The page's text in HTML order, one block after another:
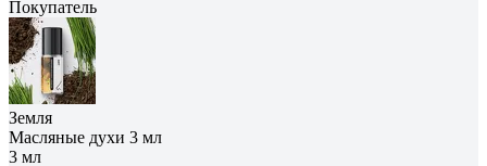
Покупатель
Земля
Масляные духи 3 мл
3 мл